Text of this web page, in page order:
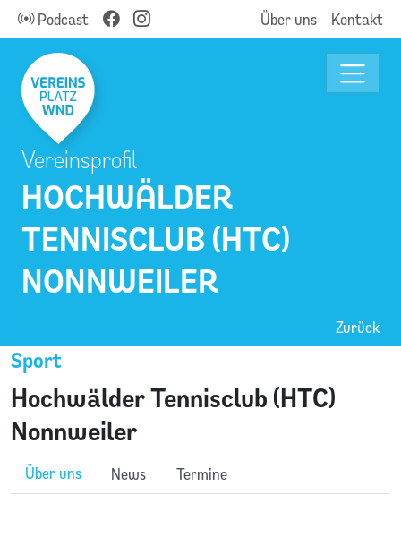
Podcast Über uns Kontakt
HOCHWÄLDER
TENNISCLUB (HTC)
NONNWEILER
Vereinsprofil
Zurück
Hochwälder Tennisclub (HTC)
Nonnweiler
Sport
Über uns News Termine